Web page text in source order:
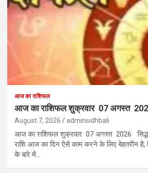
आज का राशिफल
आज का राशिफल शुक्रवार 07 अगस्त
August 7, 2026 adminsidhbali
आज का राशिफल शुक्रवार 07 अगस्त 2026
राशि आज का दिन ऐसे काम करने के लिए बेहतरीन
के बारे में…